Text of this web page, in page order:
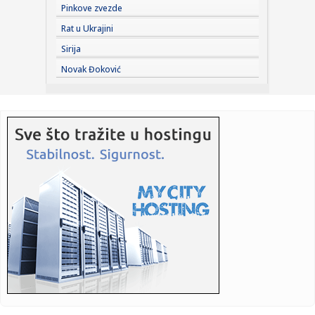
13:46:"Ostavljeni sin Asmina Durdžića" u stvari je poznati
tiktoker? ...
13:45:Zenit stiže u Beograd i testira Partizan
13:39: Vučić otkrio koliko ljudi je već na platformi "Ko si, bre, ti?...
13:34:
13:34:VELIKA PROMENA U SRPSKOM RUKOMETU: Savez dobio
novo ime i grb, ev...
13:33:Žive legende NFL: Bris, Fidžerald, Kikli, Vinatrijer i Kreg u K...
13:33:Vučić: U slučaju da blokaderi pobede Srbiju bi čekao haos i
n...
Pinkove zvezde
Rat u Ukrajini
Sirija
Novak Đoković